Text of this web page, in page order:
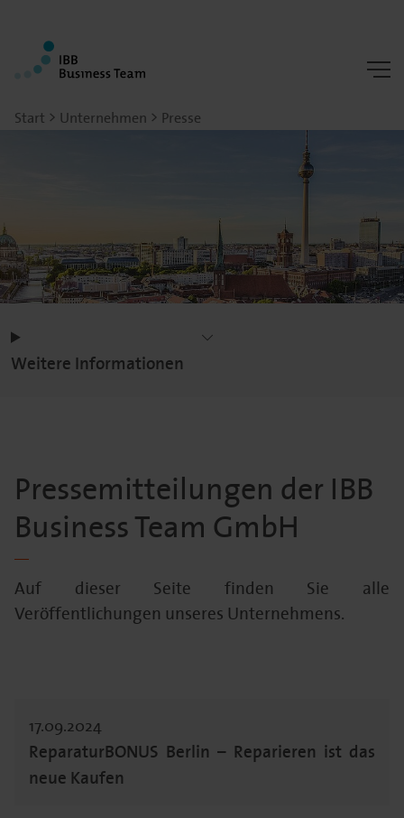
Start Unternehmen Presse
Weitere Informationen
Pressemitteilungen der IBB
Business Team GmbH
Auf dieser Seite finden Sie alle
Veröffentlichungen unseres Unternehmens.
17.09.2024
ReparaturBONUS Berlin – Reparieren ist das
neue Kaufen